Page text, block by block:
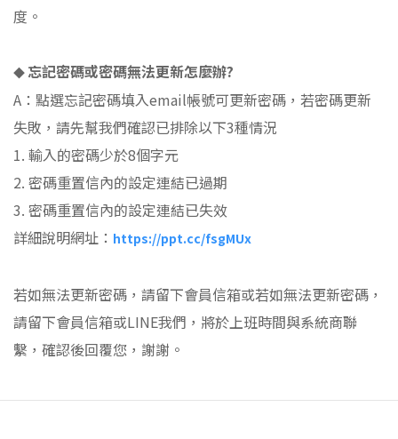
度。
◆ 忘記密碼或密碼無法更新怎麼辦?
A ：點選忘記密碼填入email帳號可更新密碼，若密碼更新
失敗，請先幫我們確認已排除以下3種情況
1. 輸入的密碼少於8個字元
2. 密碼重置信內的設定連結已過期
3. 密碼重置信內的設定連結已失效
詳細說明網址： https://ppt.cc/fsgMUx
若如無法更新密碼，請留下會員信箱或若如無法更新密碼，
請留下會員信箱或LINE我們 ， 將於上班時間與系統商聯
繫，確認後回覆您，謝謝。